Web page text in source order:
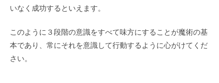
いなく成功するといえます。
このように３段階の意識をすべて味方にすることが魔術の基
本であり、常にそれを意識して行動するように心がけてくだ
さい。